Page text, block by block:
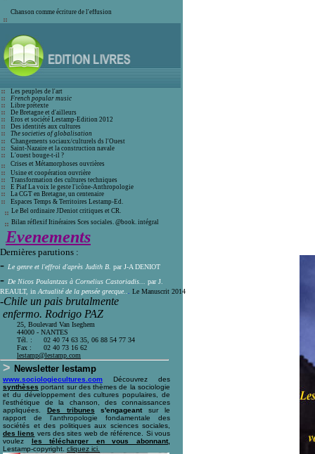
Chanson comme écriture de l'effusion
Les peuples de l'art
French popular music
Libre prétexte
De Bretagne et d'ailleurs
Eros et société Lestamp-Edition 2012
Des identités aux cultures
The societies of globalisation
Changements sociaux/culturels ds l'Ouest
Saint-Nazaire et la construction navale
L'ouest bouge-t-il ?
Crises et Métamorphoses ouvrières
Usine et coopération ouvrière
Transformation des cultures techniques
E Piaf La voix le geste l'icône-Anthropologie
La CGT en Bretagne, un centenaire
Espaces Temps & Territoires Lestamp-Ed.
Le Bel ordinaire JDeniot critiques et CR.
Bilan réflexif Itinéraires Sces sociales. @book. intégral
Evenements
Dernières parutions :
- Le genre et l'effroi d'après Judith B. par J-A DENIOT
- De Nicos Poulantzas à Cornelius Castoriadis...
par J.
REAULT, in Actualité de la pensée grecque.. Le Manuscrit 2014
-Chile un pais brutalmente
enfermo. Rodrigo PAZ
25, Boulevard Van Iseghem
44000 - NANTES
Tél. :
Fax :
02 40 74 63 35, 06 88 54 77 34
02 40 73 16 62
lestamp@lestamp.com
> Newsletter lestamp
www.sociologiecultures.com
Découvrez des
synthèses portant sur des thèmes de la sociologie
et du développement des cultures populaires, de
l'esthétique de la chanson, des connaissances
appliquées. Des tribunes s'engageantsur le
rapport de l'anthropologie fondamentale des
sociétés et des politiques aux sciences sociales,
des liens vers des sites web de référence. Si vous
voulez les télécharger en vous abonnant,
Lestamp-copyright. cliquez ici